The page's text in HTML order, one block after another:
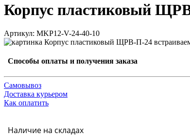
Корпус пластиковый
Артикул: MKP12-V-24-40-10
Способы оплаты и получения заказа
Самовывоз
Доставка курьером
Как оплатить
Наличие на складах